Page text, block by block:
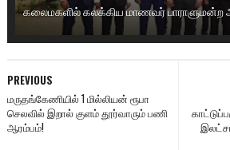
கலைமகளில் கலக்கிய மாணவர் பாராளுமன்ற
PREVIOUS
மருதங்கேணியில் 1 மில்லியன் ரூபா
செலவில் இறால் குளம் தூர்வாரும் பணி
ஆரம்பம்!